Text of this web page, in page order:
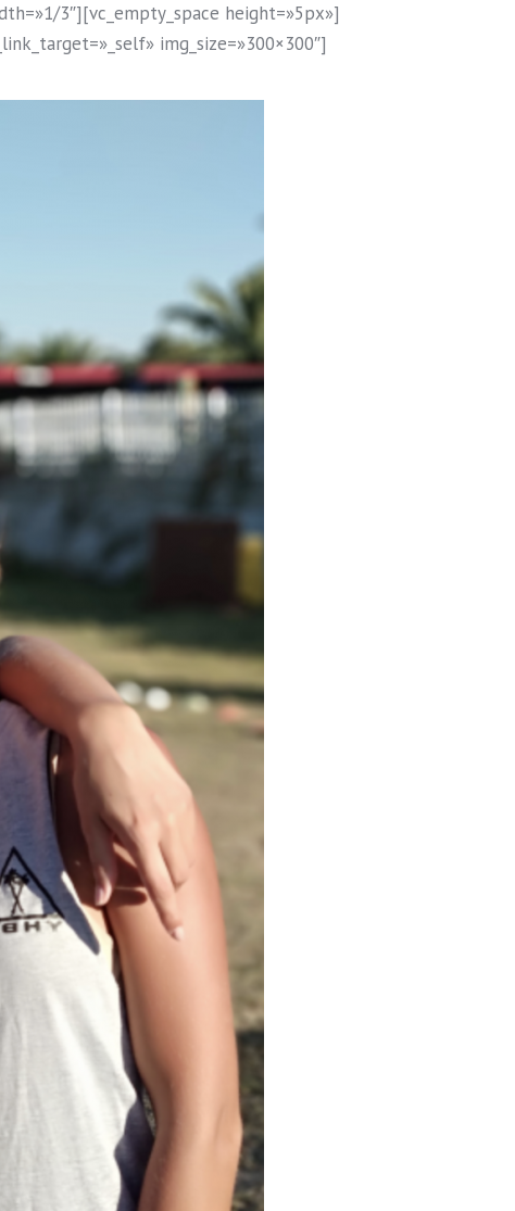
3″][vc_empty_space height=»5px»]
img_size=»300×300″]